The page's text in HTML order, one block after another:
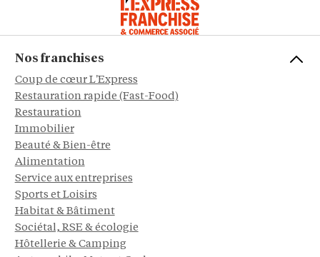
Nos franchises
Coup de cœur L'Express
Restauration rapide (Fast-Food)
Restauration
Immobilier
Beauté & Bien-être
Alimentation
Service aux entreprises
Sports et Loisirs
Habitat & Bâtiment
Sociétal, RSE & écologie
Hôtellerie & Camping